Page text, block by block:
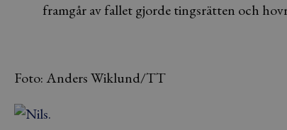
framgår av fallet gjorde tingsrätten och
Foto: Anders Wiklund/TT